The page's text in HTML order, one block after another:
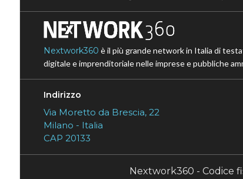
Nextwork360 è il più grande network in Italia di
digitale e imprenditoriale nelle imprese e pubbliche
Indirizzo
Via Moretto da Brescia, 22
Milano - Italia
CAP 20133
Nextwork360 - Codice